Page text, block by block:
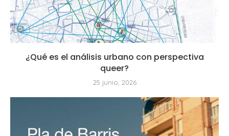
¿Qué es el análisis urbano con perspectiva
queer?
25 junio, 2026